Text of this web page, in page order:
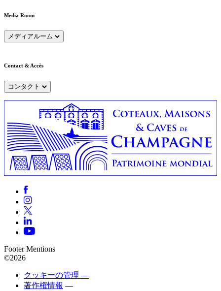
Media Room
メディアルーム
Contact & Accès
コンタクト
Footer Mentions
©2026
クッキーの管理 —
著作権情報 —